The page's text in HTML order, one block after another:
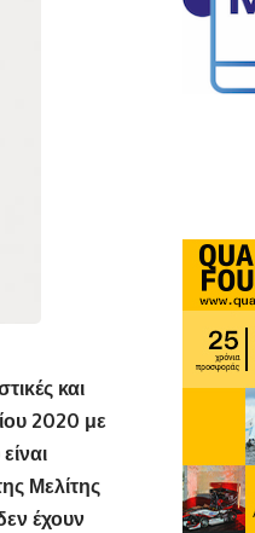
και
2020 με
Μελίτης
έχουν